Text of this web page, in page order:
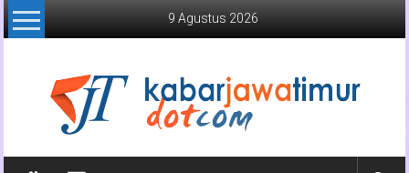
Lompat
ke
9 Agustus 2026
Kabar